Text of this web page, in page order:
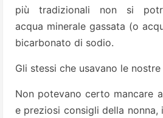
più tradizionali non si
acqua minerale gassata (o
bicarbonato di sodio.
Gli stessi che usavano le nostre
Non potevano certo mancare
e preziosi consigli della